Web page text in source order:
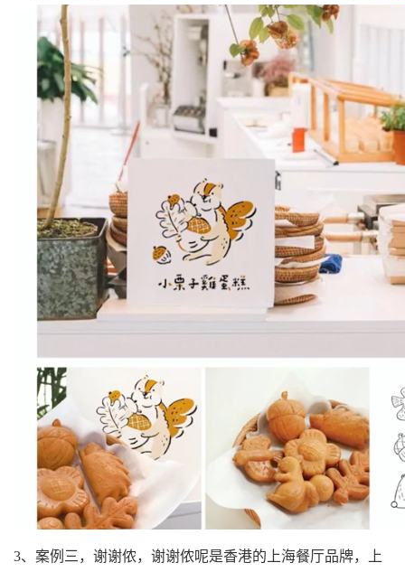
3、案例三，谢谢侬，谢谢侬呢是香港的上海餐厅品牌，上